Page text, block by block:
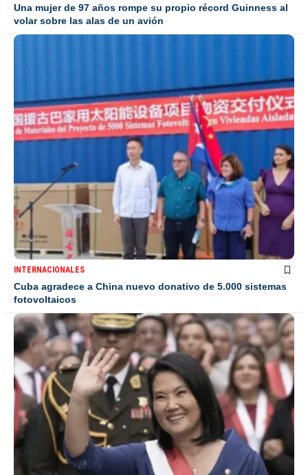
Una mujer de 97 años rompe su propio récord Guinness al
volar sobre las alas de un avión
INTERNACIONALES
Cuba agradece a China nuevo donativo de 5.000 sistemas
fotovoltaicos